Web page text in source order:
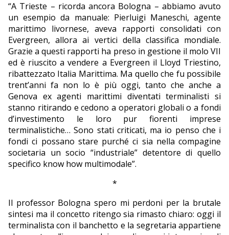
“A Trieste – ricorda ancora Bologna – abbiamo avuto
un esempio da manuale: Pierluigi Maneschi, agente
marittimo livornese, aveva rapporti consolidati con
Evergreen, allora ai vertici della classifica mondiale.
Grazie a questi rapporti ha preso in gestione il molo VII
ed è riuscito a vendere a Evergreen il Lloyd Triestino,
ribattezzato Italia Marittima. Ma quello che fu possibile
trent’anni fa non lo è più oggi, tanto che anche a
Genova ex agenti marittimi diventati terminalisti si
stanno ritirando e cedono a operatori globali o a fondi
d’investimento le loro pur fiorenti imprese
terminalistiche… Sono stati criticati, ma io penso che i
fondi ci possano stare purché ci sia nella compagine
societaria un socio “industriale” detentore di quello
specifico know how multimodale”.
*
Il professor Bologna spero mi perdoni per la brutale
sintesi ma il concetto ritengo sia rimasto chiaro: oggi il
terminalista con il banchetto e la segretaria appartiene